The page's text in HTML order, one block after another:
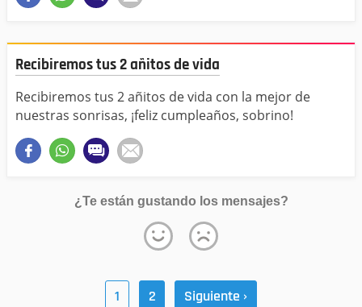
Recibiremos tus 2 añitos de vida
Recibiremos tus 2 añitos de vida con la mejor de
nuestras sonrisas, ¡feliz cumpleaños, sobrino!
¿Te están gustando los mensajes?
1 2 Siguiente ›